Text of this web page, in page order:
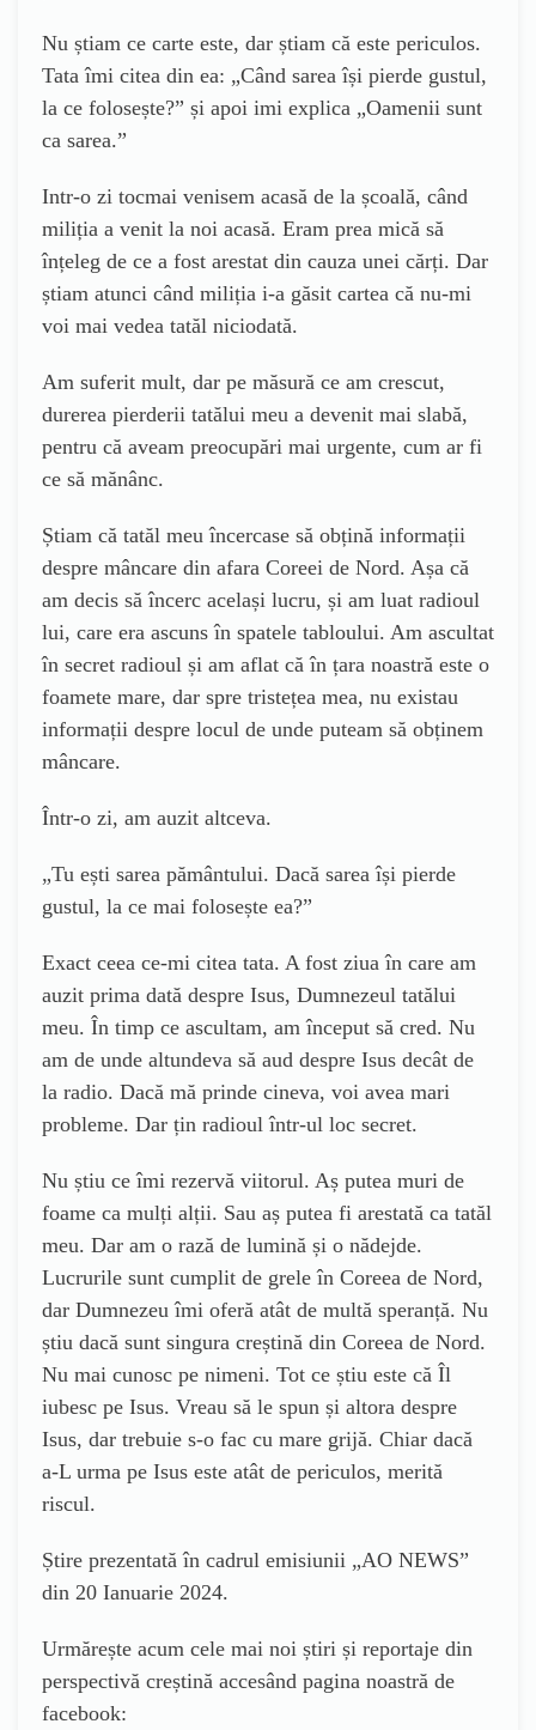
Nu știam ce carte este, dar știam că este periculos.
Tata îmi citea din ea: „Când sarea își pierde gustul,
la ce folosește?” și apoi imi explica „Oamenii sunt
ca sarea.”
Intr-o zi tocmai venisem acasă de la școală, când
miliția a venit la noi acasă. Eram prea mică să
înțeleg de ce a fost arestat din cauza unei cărți. Dar
știam atunci când miliția i-a găsit cartea că nu-mi
voi mai vedea tatăl niciodată.
Am suferit mult, dar pe măsură ce am crescut,
durerea pierderii tatălui meu a devenit mai slabă,
pentru că aveam preocupări mai urgente, cum ar fi
ce să mănânc.
Știam că tatăl meu încercase să obțină informații
despre mâncare din afara Coreei de Nord. Așa că
am decis să încerc același lucru, și am luat radioul
lui, care era ascuns în spatele tabloului. Am ascultat
în secret radioul și am aflat că în țara noastră este o
foamete mare, dar spre tristețea mea, nu existau
informații despre locul de unde puteam să obținem
mâncare.
Într-o zi, am auzit altceva.
„Tu ești sarea pământului. Dacă sarea își pierde
gustul, la ce mai folosește ea?”
Exact ceea ce-mi citea tata. A fost ziua în care am
auzit prima dată despre Isus, Dumnezeul tatălui
meu. În timp ce ascultam, am început să cred. Nu
am de unde altundeva să aud despre Isus decât de
la radio. Dacă mă prinde cineva, voi avea mari
probleme. Dar țin radioul într-ul loc secret.
Nu știu ce îmi rezervă viitorul. Aș putea muri de
foame ca mulți alții. Sau aș putea fi arestată ca tatăl
meu. Dar am o rază de lumină și o nădejde.
Lucrurile sunt cumplit de grele în Coreea de Nord,
dar Dumnezeu îmi oferă atât de multă speranță. Nu
știu dacă sunt singura creștină din Coreea de Nord.
Nu mai cunosc pe nimeni. Tot ce știu este că Îl
iubesc pe Isus. Vreau să le spun și altora despre
Isus, dar trebuie s-o fac cu mare grijă. Chiar dacă
a-L urma pe Isus este atât de periculos, merită
riscul.
Știre prezentată în cadrul emisiunii „AO NEWS”
din 20 Ianuarie 2024.
Urmărește acum cele mai noi știri și reportaje din
perspectivă creștină accesând pagina noastră de
facebook: